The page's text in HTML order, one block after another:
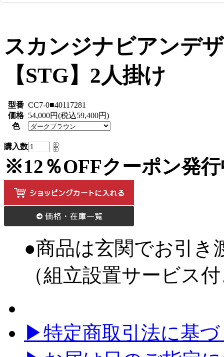
スカンジナビアンデ
【STG】2人掛け
型番 CC7-0■40117281
価格 54,000円(税込59,400円)
色
購入数
※12％OFFクーポン発
●商品は玄関でお引き
（組立設置サービス
▶特定商取引法に基